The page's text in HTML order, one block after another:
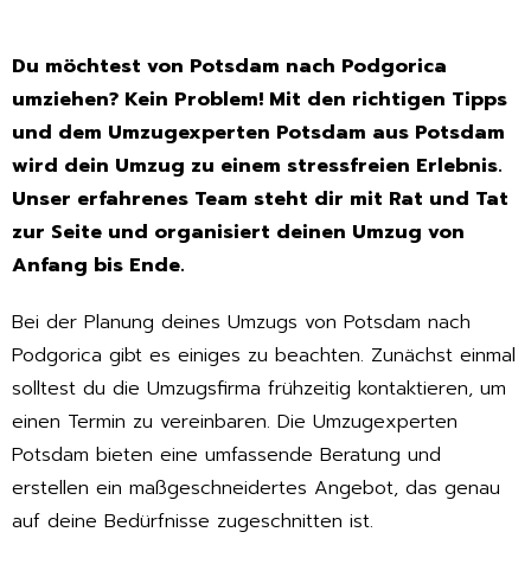
Du möchtest von Potsdam nach Podgorica
umziehen? Kein Problem! Mit den richtigen Tipps
und dem Umzugexperten Potsdam aus Potsdam
wird dein Umzug zu einem stressfreien Erlebnis.
Unser erfahrenes Team steht dir mit Rat und Tat
zur Seite und organisiert deinen Umzug von
Anfang bis Ende.
Bei der Planung deines Umzugs von Potsdam nach
Podgorica gibt es einiges zu beachten. Zunächst einmal
solltest du die Umzugsfirma frühzeitig kontaktieren, um
einen Termin zu vereinbaren. Die Umzugexperten
Potsdam bieten eine umfassende Beratung und
erstellen ein maßgeschneidertes Angebot, das genau
auf deine Bedürfnisse zugeschnitten ist.